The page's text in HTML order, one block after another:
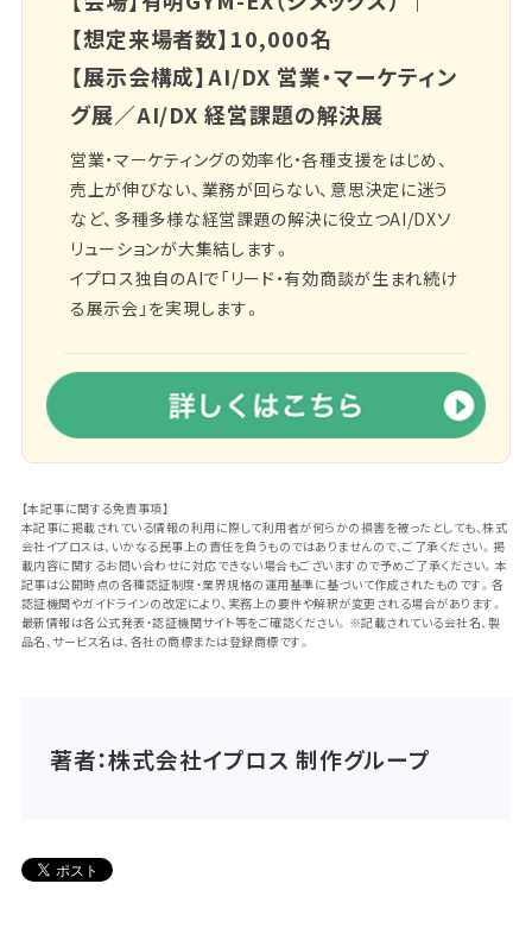
【想定来場者数】10,000名
【展示会構成】AI/DX 営業・マーケティン
グ展／AI/DX 経営課題の解決展
営業・マーケティングの効率化・各種支援をはじめ、
売上が伸びない、業務が回らない、意思決定に迷う
など、多種多様な経営課題の解決に役立つAI/DXソ
リューションが大集結します。
イプロス独自のAIで「リード・有効商談が生まれ続け
る展示会」を実現します。
【本記事に関する免責事項】
本記事に掲載されている情報の利用に際して利用者が何らかの損害を被ったとしても、株式
会社イプロスは、いかなる民事上の責任を負うものではありませんので、ご了承ください。掲
載内容に関するお問い合わせに対応できない場合もございますので予めご了承ください。本
記事は公開時点の各種認証制度・業界規格の運用基準に基づいて作成されたものです。各
認証機関やガイドラインの改定により、実務上の要件や解釈が変更される場合があります。
最新情報は各公式発表・認証機関サイト等をご確認ください。※記載されている会社名、製
品名、サービス名は、各社の商標または登録商標です。
著者：株式会社イプロス 制作グループ